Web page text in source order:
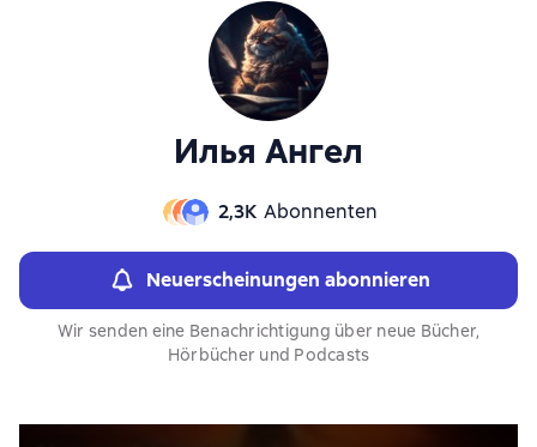
Илья Ангел
2,3К Abonnenten
Neuerscheinungen abonnieren
Wir senden eine Benachrichtigung über neue Bücher,
Hörbücher und Podcasts